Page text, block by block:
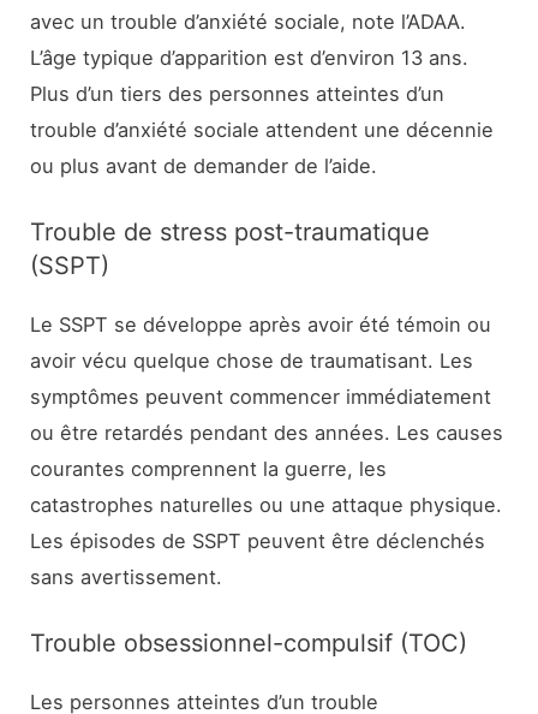
avec un trouble d’anxiété sociale, note l’ADAA.
L’âge typique d’apparition est d’environ 13 ans.
Plus d’un tiers des personnes atteintes d’un
trouble d’anxiété sociale attendent une décennie
ou plus avant de demander de l’aide.
Trouble de stress post-traumatique
(SSPT)
Le SSPT se développe après avoir été témoin ou
avoir vécu quelque chose de traumatisant. Les
symptômes peuvent commencer immédiatement
ou être retardés pendant des années. Les causes
courantes comprennent la guerre, les
catastrophes naturelles ou une attaque physique.
Les épisodes de SSPT peuvent être déclenchés
sans avertissement.
Trouble obsessionnel-compulsif (TOC)
Les personnes atteintes d’un trouble